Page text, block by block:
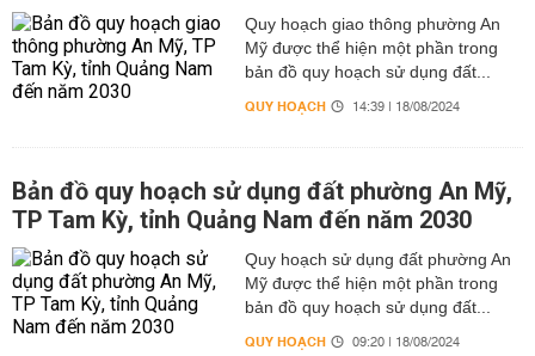
Quy hoạch giao thông phường An
Mỹ được thể hiện một phần trong
bản đồ quy hoạch sử dụng đất...
QUY HOẠCH 14:39 | 18/08/2024
Bản đồ quy hoạch sử dụng đất phường An Mỹ,
TP Tam Kỳ, tỉnh Quảng Nam đến năm 2030
Quy hoạch sử dụng đất phường An
Mỹ được thể hiện một phần trong
bản đồ quy hoạch sử dụng đất...
QUY HOẠCH 09:20 | 18/08/2024